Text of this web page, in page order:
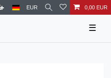
EUR 0,00 EUR
☰